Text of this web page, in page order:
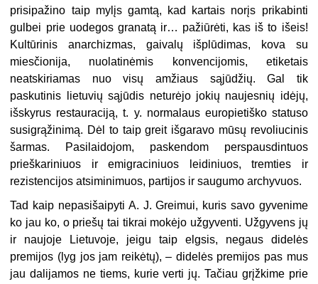
prisipažino taip mylįs gamtą, kad kartais norįs prikabinti
gulbei prie uodegos granatą ir… pažiūrėti, kas iš to išeis!
Kultūrinis anarchizmas, gai­valų išplūdimas, kova su
miesčionija, nuolatinėmis konvencijomis, etiketais
neatskiriamas nuo visų amžiaus sąjū­džių. Gal tik
paskutinis lietuvių sąjūdis neturėjo jokių naujesnių idėjų,
išsky­rus restauraciją, t. y. normalaus euro­pietiško statuso
susigrąžinimą. Dėl to taip greit išgaravo mūsų revoliucinis
šarmas. Pasilaidojom, paskendom perspausdintuos
prieškariniuos ir emigraciniuos leidiniuos, tremties ir
rezistencijos atsiminimuos, partijos ir saugumo archyvuos.
Tad kaip nepasišaipyti A. J. Greimui, kuris savo gyvenime
ko jau ko, o priešų tai tikrai mokėjo užgy­venti. Užgyvens jų
ir naujoje Lietu­voje, jeigu taip elgsis, negaus didelės
premijos (lyg jos jam reikėtų), – didelės premijos pas mus
jau dalijamos ne tiems, kurie verti jų. Tačiau grįžkime prie